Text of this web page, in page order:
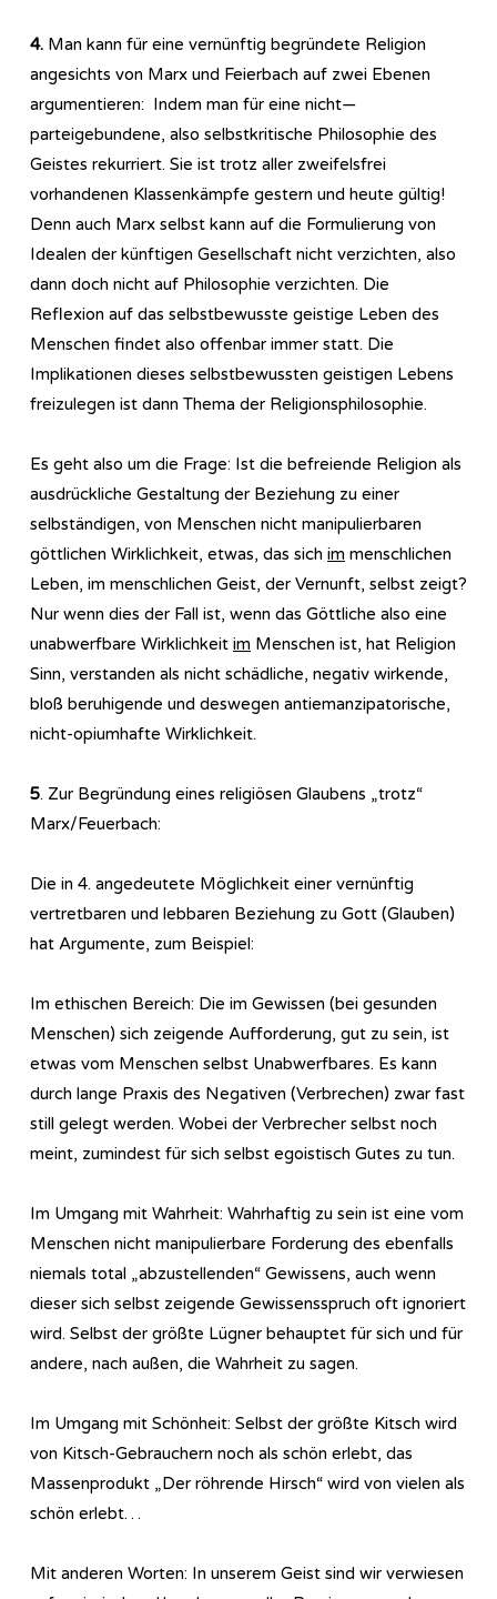
4. Man kann für eine vernünftig begründete Religion
angesichts von Marx und Feierbach auf zwei Ebenen
argumentieren: Indem man für eine nicht—
parteigebundene, also selbstkritische Philosophie des
Geistes rekurriert. Sie ist trotz aller zweifelsfrei
vorhandenen Klassenkämpfe gestern und heute gültig!
Denn auch Marx selbst kann auf die Formulierung von
Idealen der künftigen Gesellschaft nicht verzichten, also
dann doch nicht auf Philosophie verzichten. Die
Reflexion auf das selbstbewusste geistige Leben des
Menschen findet also offenbar immer statt. Die
Implikationen dieses selbstbewussten geistigen Lebens
freizulegen ist dann Thema der Re­li­gi­ons­phi­lo­so­phie.
Es geht also um die Frage: Ist die befreiende Religion als
ausdrückliche Gestaltung der Beziehung zu einer
selbständigen, von Menschen nicht manipulierbaren
göttlichen Wirklichkeit, etwas, das sich im menschlichen
Leben, im menschlichen Geist, der Vernunft, selbst zeigt?
Nur wenn dies der Fall ist, wenn das Göttliche also eine
unabwerfbare Wirklichkeit im Menschen ist, hat Religion
Sinn, verstanden als nicht schädliche, negativ wirkende,
bloß beruhigende und deswegen antiemanzipatorische,
nicht-opiumhafte Wirklichkeit.
5. Zur Begründung eines religiösen Glaubens „trotz“
Marx/Feuerbach:
Die in 4. angedeutete Möglichkeit einer vernünftig
vertretbaren und lebbaren Beziehung zu Gott (Glauben)
hat Argumente, zum Beispiel:
Im ethischen Bereich: Die im Gewissen (bei gesunden
Menschen) sich zeigende Aufforderung, gut zu sein, ist
etwas vom Menschen selbst Unabwerfbares. Es kann
durch lange Praxis des Negativen (Verbrechen) zwar fast
still gelegt werden. Wobei der Verbrecher selbst noch
meint, zumindest für sich selbst egoistisch Gutes zu tun.
Im Umgang mit Wahrheit: Wahrhaftig zu sein ist eine vom
Menschen nicht manipulierbare Forderung des ebenfalls
niemals total „abzustellenden“ Gewissens, auch wenn
dieser sich selbst zeigende Gewissensspruch oft ignoriert
wird. Selbst der größte Lügner behauptet für sich und für
andere, nach außen, die Wahrheit zu sagen.
Im Umgang mit Schönheit: Selbst der größte Kitsch wird
von Kitsch-Gebrauchern noch als schön erlebt, das
Massenprodukt „Der röhrende Hirsch“ wird von vielen als
schön erlebt…
Mit anderen Worten: In unserem Geist sind wir verwiesen